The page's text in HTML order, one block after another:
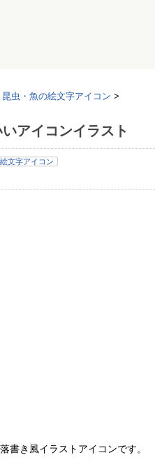
虫・魚の絵文字アイコン >
アイコンイラスト
文字アイコン
書き風イラストアイコンです。